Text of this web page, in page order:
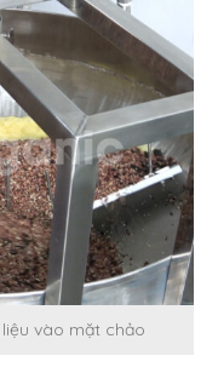
vào mặt chảo